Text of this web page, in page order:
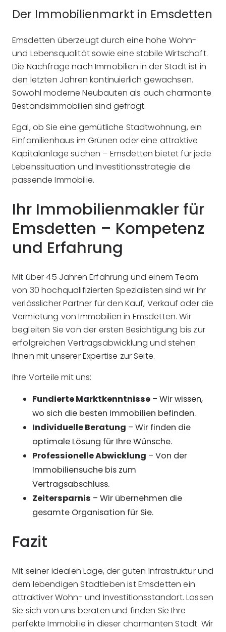
Der Immobilienmarkt in Emsdetten
Emsdetten überzeugt durch eine hohe Wohn-
und Lebensqualität sowie eine stabile Wirtschaft.
Die Nachfrage nach Immobilien in der Stadt ist in
den letzten Jahren kontinuierlich gewachsen.
Sowohl moderne Neubauten als auch charmante
Bestandsimmobilien sind gefragt.
Egal, ob Sie eine gemütliche Stadtwohnung, ein
Einfamilienhaus im Grünen oder eine attraktive
Kapitalanlage suchen – Emsdetten bietet für jede
Lebenssituation und Investitionsstrategie die
passende Immobilie.
Ihr Immobilienmakler für
Emsdetten – Kompetenz
und Erfahrung
Mit über 45 Jahren Erfahrung und einem Team
von 30 hochqualifizierten Spezialisten sind wir Ihr
verlässlicher Partner für den Kauf, Verkauf oder die
Vermietung von Immobilien in Emsdetten. Wir
begleiten Sie von der ersten Besichtigung bis zur
erfolgreichen Vertragsabwicklung und stehen
Ihnen mit unserer Expertise zur Seite.
Ihre Vorteile mit uns:
Fundierte Marktkenntnisse – Wir wissen,
wo sich die besten Immobilien befinden.
Individuelle Beratung – Wir finden die
optimale Lösung für Ihre Wünsche.
Professionelle Abwicklung – Von der
Immobiliensuche bis zum
Vertragsabschluss.
Zeitersparnis – Wir übernehmen die
gesamte Organisation für Sie.
Fazit
Mit seiner idealen Lage, der guten Infrastruktur und
dem lebendigen Stadtleben ist Emsdetten ein
attraktiver Wohn- und Investitionsstandort. Lassen
Sie sich von uns beraten und finden Sie Ihre
perfekte Immobilie in dieser charmanten Stadt. Wir